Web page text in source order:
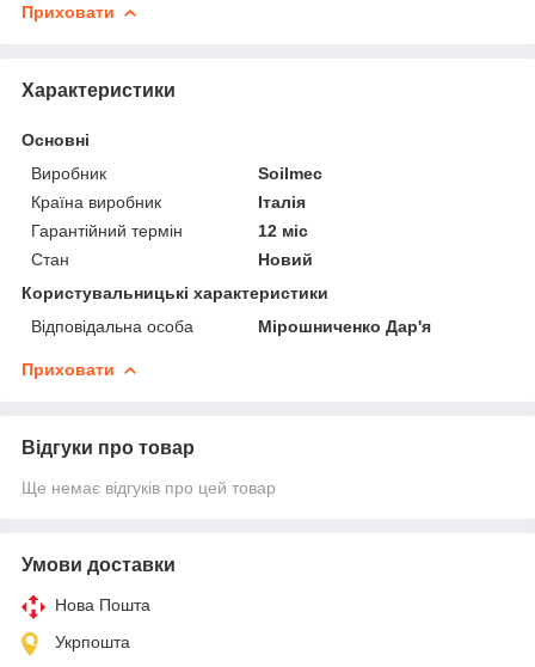
Приховати
Характеристики
Основні
Виробник
Soilmec
Країна виробник
Італія
Гарантійний термін
12 міс
Стан
Новий
Користувальницькі характеристики
Відповідальна особа
Мірошниченко Дар'я
Приховати
Відгуки про товар
Ще немає відгуків про цей товар
Умови доставки
Нова Пошта
Укрпошта